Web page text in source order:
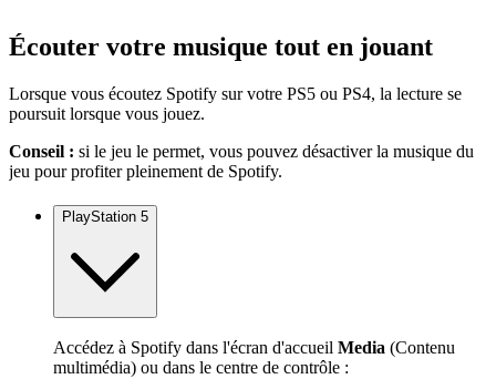
Écouter votre musique tout en jouant
Lorsque vous écoutez Spotify sur votre PS5 ou PS4, la lecture se
poursuit lorsque vous jouez.
Conseil : si le jeu le permet, vous pouvez désactiver la musique du
jeu pour profiter pleinement de Spotify.
PlayStation 5
Accédez à Spotify dans l'écran d'accueil Media (Contenu
multimédia) ou dans le centre de contrôle :